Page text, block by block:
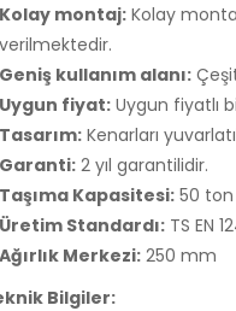
Kolay montaj: Kolay
verilmektedir.
Geniş kullanım alanı:
Uygun fiyat: Uygun fiyatlı
Tasarım: Kenarları
Garanti: 2 yıl garantilidir.
Taşıma Kapasitesi: 50 ton
Üretim Standardı: TS EN
Ağırlık Merkezi: 250 mm
Bilgiler: